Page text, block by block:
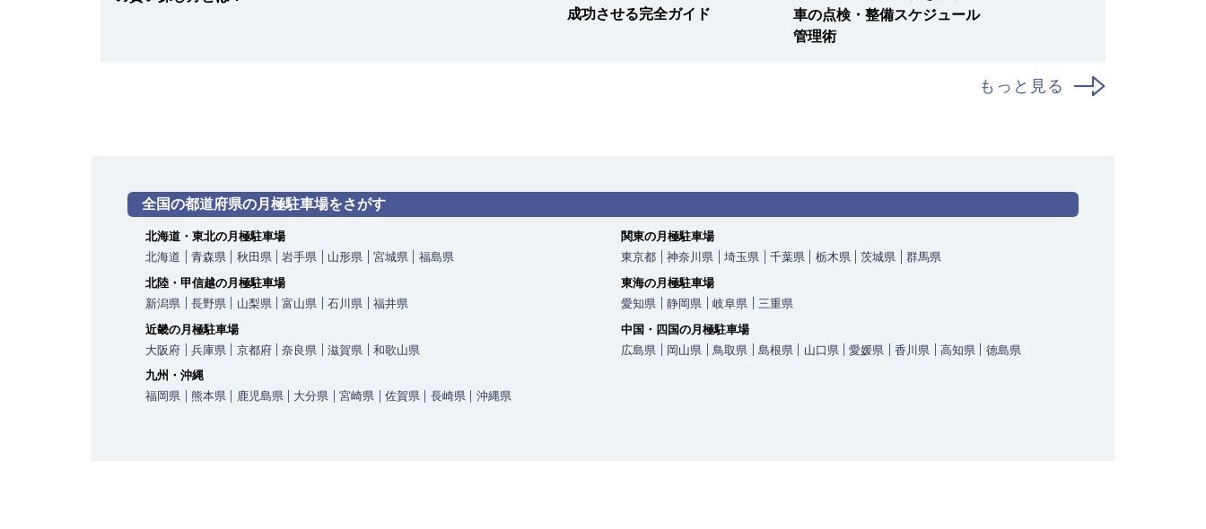
成功させる完全ガイド
車の点検・整備スケジュール
管理術
もっと見る
全国の都道府県の月極駐車場をさがす
北海道・東北の月極駐車場
北海道
青森県 秋田県 岩手県 山形県 宮城県 福島県
関東の月極駐車場
東京都
神奈川県 埼玉県 千葉県 栃木県 茨城県
群馬県
北陸・甲信越の月極駐車場
新潟県
長野県 山梨県 富山県 石川県 福井県
東海の月極駐車場
愛知県
静岡県 岐阜県
三重県
近畿の月極駐車場
大阪府
兵庫県 京都府 奈良県 滋賀県 和歌山県
中国・四国の月極駐車場
広島県
岡山県 鳥取県 島根県 山口県 愛媛県 香川県 高知県
徳島県
九州・沖縄
福岡県
熊本県 鹿児島県 大分県 宮崎県 佐賀県 長崎県 沖縄県